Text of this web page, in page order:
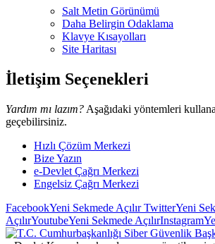
Salt Metin Görünümü
Daha Belirgin Odaklama
Klavye Kısayolları
Site Haritası
İletişim Seçenekleri
Yardım mı lazım? Aşağıdaki yöntemleri
geçebilirsiniz.
Hızlı Çözüm Merkezi
Bize Yazın
e-Devlet Çağrı Merkezi
Engelsiz Çağrı Merkezi
FacebookYeni Sekmede AçılırTwitterYeni
AçılırYoutubeYeni Sekmede AçılırInstagram